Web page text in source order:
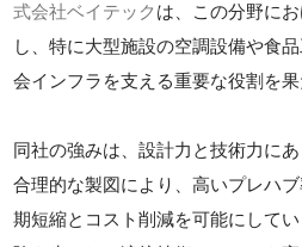
式会社ベイテック は、この分野に
し、特に大型施設の空調設備や食
会インフラを支える重要な役割を果
同社の強みは、設計力と技術力に
合理的な製図により、高いプレハ
期短縮とコスト削減を可能にして